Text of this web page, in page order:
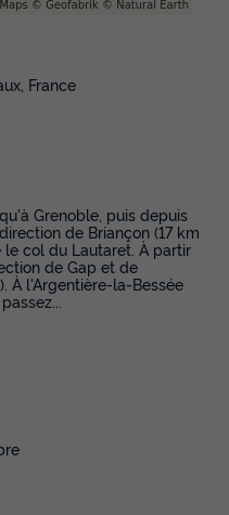
France
Grenoble, puis depuis
de Briançon (17 km
col du Lautaret. À partir
de Gap et de
À l'Argentière-la-Bessée
...